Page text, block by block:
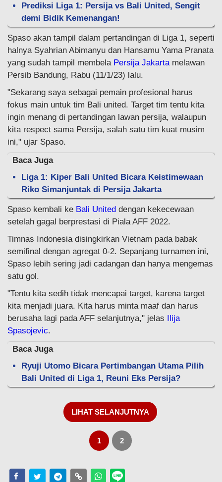
Prediksi Liga 1: Persija vs Bali United, Sengit
demi Bidik Kemenangan!
Spaso akan tampil dalam pertandingan di Liga 1, seperti
halnya Syahrian Abimanyu dan Hansamu Yama Pranata
yang sudah tampil membela Persija Jakartamelawan
Persib Bandung, Rabu (11/1/23) lalu.
"Sekarang saya sebagai pemain profesional harus
fokus main untuk tim Bali united. Target tim tentu kita
ingin menang di pertandingan lawan persija, walaupun
kita respect sama Persija, salah satu tim kuat musim
ini," ujar Spaso.
Baca Juga
Liga 1: Kiper Bali United Bicara Keistimewaan
Riko Simanjuntak di Persija Jakarta
Spaso kembali ke Bali United dengan kekecewaan
setelah gagal berprestasi di Piala AFF 2022.
Timnas Indonesia disingkirkan Vietnam pada babak
semifinal dengan agregat 0-2. Sepanjang turnamen ini,
Spaso lebih sering jadi cadangan dan hanya mengemas
satu gol.
"Tentu kita sedih tidak mencapai target, karena target
kita menjadi juara. Kita harus minta maaf dan harus
berusaha lagi pada AFF selanjutnya," jelas Ilija
Spasojevic.
Baca Juga
Ryuji Utomo Bicara Pertimbangan Utama Pilih
Bali United di Liga 1, Reuni Eks Persija?
LIHAT SELANJUTNYA
1 2